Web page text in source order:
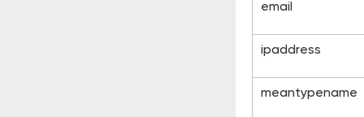
email
ipaddress
meantypename